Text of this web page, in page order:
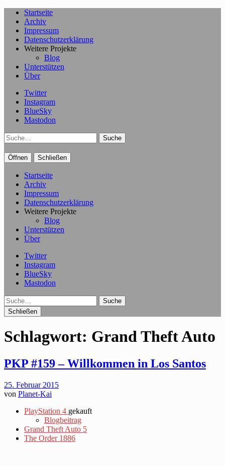
Startseite
Archiv
Impressum
Datenschutzerklärung
Weitere Projekte
Blog
Unterstützen
Über
Twitter
Instagram
BlueSky
Mastodon
Suche
Öffnen Schließen
Startseite
Archiv
Impressum
Datenschutzerklärung
Weitere Projekte
Blog
Unterstützen
Über
Twitter
Instagram
BlueSky
Mastodon
Suche
Schließen
Schlagwort: Grand Theft Auto
PKP #159 – Willkommen in Los Santos
25. Februar 2015
von Planet-Kai
PlayStation 4 gekauft
Blogbeitrag
Grand Theft Auto 5
The Order 1886